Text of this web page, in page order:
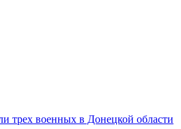
трех военных в Донецкой области